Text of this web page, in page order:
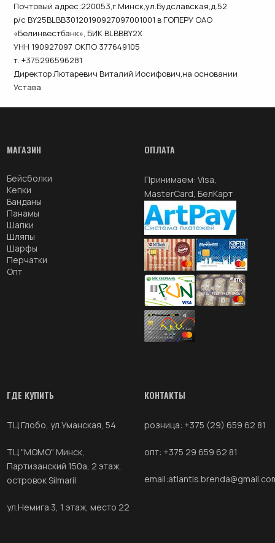
Почтовый адрес:220053,г.Минск,ул.Будславская,д.52
р/с BY25BLBB30120190927097001001 в ГОПЕРУ ОАО
«Белинвестбанк», БИК BLBBBY2X
УНН 190927097 ОКПО 377649105
т. +375296596281
Директор Лютаревич Виталий Иосифович,на основании
Устава
МАГАЗИН
Бейсболки
Кепки
Банданы
Панамы
Шапки
Шляпы
Шарфы
Перчатки
Опт
ОПЛАТА
Принимаем: Visa,
MasterCard, БелКарт
ГДЕ КУПИТЬ
ТЦ Глобо, ул.Уманская, 54
ТЦ "МОМО" Минск,
Партизанский 150а, 2 этаж,
островок Silmaril
ул.Немига 3, 1 этаж, место 22
КОНТАКТЫ
розница: +375 (29) 659 62 81
опт: +375 29 659 62 81
email: